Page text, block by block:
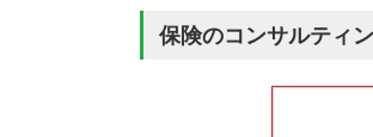
保険のコンサルティ